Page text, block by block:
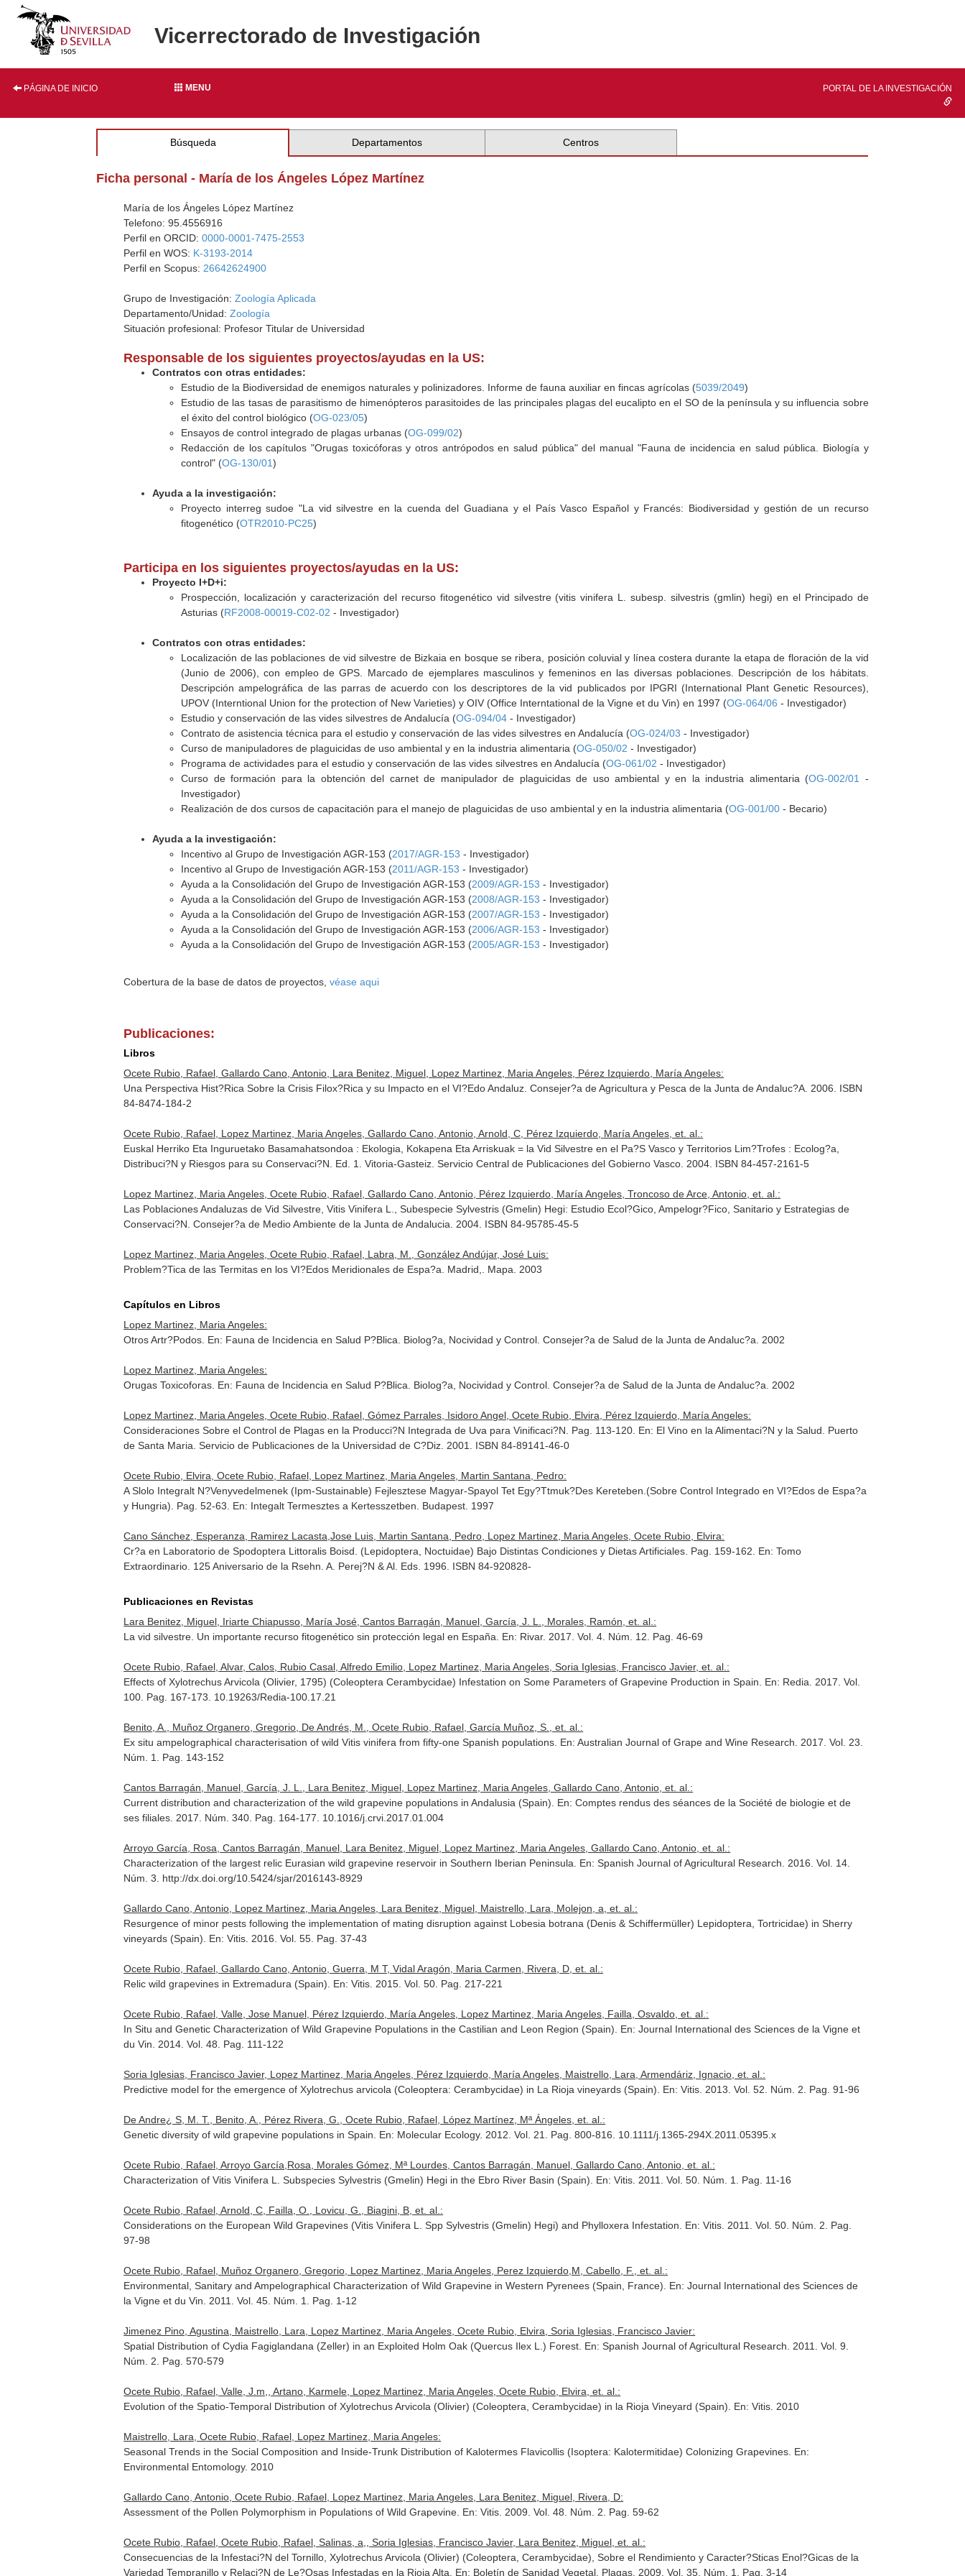
Vicerrectorado de Investigación
PÁGINA DE INICIO MENU PORTAL DE LA INVESTIGACIÓN
Búsqueda Departamentos Centros
Ficha personal - María de los Ángeles López Martínez
María de los Ángeles López Martínez
Telefono: 95.4556916
Perfil en ORCID:0000-0001-7475-2553
Perfil en WOS: K-3193-2014
Perfil en Scopus: 26642624900
Grupo de Investigación:Zoología Aplicada
Departamento/Unidad:Zoología
Situación profesional: Profesor Titular de Universidad
Responsable de los siguientes proyectos/ayudas en la US:
Contratos con otras entidades:
Estudio de la Biodiversidad de enemigos naturales y polinizadores. Informe de fauna auxiliar en fincas agrícolas (5039/2049)
Estudio de las tasas de parasitismo de himenópteros parasitoides de las principales plagas del eucalipto en el SO de la península y su influencia sobre
el éxito del control biológico (OG-023/05)
Ensayos de control integrado de plagas urbanas (OG-099/02)
Redacción de los capítulos "Orugas toxicóforas y otros antrópodos en salud pública" del manual "Fauna de incidencia en salud pública. Biología y
control" (OG-130/01)
Ayuda a la investigación:
Proyecto interreg sudoe "La vid silvestre en la cuenda del Guadiana y el País Vasco Español y Francés: Biodiversidad y gestión de un recurso
fitogenético (OTR2010-PC25)
Participa en los siguientes proyectos/ayudas en la US:
Proyecto I+D+i:
Prospección, localización y caracterización del recurso fitogenético vid silvestre (vitis vinifera L. subesp. silvestris (gmlin) hegi) en el Principado de
Asturias (RF2008-00019-C02-02 - Investigador)
Contratos con otras entidades:
Localización de las poblaciones de vid silvestre de Bizkaia en bosque se ribera, posición coluvial y línea costera durante la etapa de floración de la vid
(Junio de 2006), con empleo de GPS. Marcado de ejemplares masculinos y femeninos en las diversas poblaciones. Descripción de los hábitats.
Descripción ampelográfica de las parras de acuerdo con los descriptores de la vid publicados por IPGRI (International Plant Genetic Resources),
UPOV (Interntional Union for the protection of New Varieties) y OIV (Office Interntational de la Vigne et du Vin) en 1997 (OG-064/06 - Investigador)
Estudio y conservación de las vides silvestres de Andalucía (OG-094/04 - Investigador)
Contrato de asistencia técnica para el estudio y conservación de las vides silvestres en Andalucía (OG-024/03 - Investigador)
Curso de manipuladores de plaguicidas de uso ambiental y en la industria alimentaria (OG-050/02 - Investigador)
Programa de actividades para el estudio y conservación de las vides silvestres en Andalucía (OG-061/02 - Investigador)
Curso de formación para la obtención del carnet de manipulador de plaguicidas de uso ambiental y en la industria alimentaria (OG-002/01
-
Investigador)
Realización de dos cursos de capacitación para el manejo de plaguicidas de uso ambiental y en la industria alimentaria (OG-001/00 - Becario)
Ayuda a la investigación:
Incentivo al Grupo de Investigación AGR-153 (2017/AGR-153 - Investigador)
Incentivo al Grupo de Investigación AGR-153 (2011/AGR-153 - Investigador)
Ayuda a la Consolidación del Grupo de Investigación AGR-153 (2009/AGR-153 - Investigador)
Ayuda a la Consolidación del Grupo de Investigación AGR-153 (2008/AGR-153 - Investigador)
Ayuda a la Consolidación del Grupo de Investigación AGR-153 (2007/AGR-153 - Investigador)
Ayuda a la Consolidación del Grupo de Investigación AGR-153 (2006/AGR-153 - Investigador)
Ayuda a la Consolidación del Grupo de Investigación AGR-153 (2005/AGR-153 - Investigador)
Cobertura de la base de datos de proyectos,véase aqui
Publicaciones:
Libros
Ocete Rubio, Rafael, Gallardo Cano, Antonio, Lara Benitez, Miguel, Lopez Martinez, Maria Angeles, Pérez Izquierdo, María Angeles:
Una Perspectiva Hist?Rica Sobre la Crisis Filox?Rica y su Impacto en el VI?Edo Andaluz. Consejer?a de Agricultura y Pesca de la Junta de Andaluc?A. 2006. ISBN
84-8474-184-2
Ocete Rubio, Rafael, Lopez Martinez, Maria Angeles, Gallardo Cano, Antonio, Arnold, C, Pérez Izquierdo, María Angeles, et. al.:
Euskal Herriko Eta Inguruetako Basamahatsondoa : Ekologia, Kokapena Eta Arriskuak = la Vid Silvestre en el Pa?S Vasco y Territorios Lim?Trofes : Ecolog?a,
Distribuci?N y Riesgos para su Conservaci?N. Ed. 1. Vitoria-Gasteiz. Servicio Central de Publicaciones del Gobierno Vasco. 2004. ISBN 84-457-2161-5
Lopez Martinez, Maria Angeles, Ocete Rubio, Rafael, Gallardo Cano, Antonio, Pérez Izquierdo, María Angeles, Troncoso de Arce, Antonio, et. al.:
Las Poblaciones Andaluzas de Vid Silvestre, Vitis Vinifera L., Subespecie Sylvestris (Gmelin) Hegi: Estudio Ecol?Gico, Ampelogr?Fico, Sanitario y Estrategias de
Conservaci?N. Consejer?a de Medio Ambiente de la Junta de Andalucia. 2004. ISBN 84-95785-45-5
Lopez Martinez, Maria Angeles, Ocete Rubio, Rafael, Labra, M., González Andújar, José Luis:
Problem?Tica de las Termitas en los VI?Edos Meridionales de Espa?a. Madrid,. Mapa. 2003
Capítulos en Libros
Lopez Martinez, Maria Angeles:
Otros Artr?Podos. En: Fauna de Incidencia en Salud P?Blica. Biolog?a, Nocividad y Control . Consejer?a de Salud de la Junta de Andaluc?a. 2002
Lopez Martinez, Maria Angeles:
Orugas Toxicoforas. En: Fauna de Incidencia en Salud P?Blica. Biolog?a, Nocividad y Control . Consejer?a de Salud de la Junta de Andaluc?a. 2002
Lopez Martinez, Maria Angeles, Ocete Rubio, Rafael, Gómez Parrales, Isidoro Angel, Ocete Rubio, Elvira, Pérez Izquierdo, María Angeles:
Consideraciones Sobre el Control de Plagas en la Producci?N Integrada de Uva para Vinificaci?N. Pag. 113-120. En: El Vino en la Alimentaci?N y la Salud . Puerto
de Santa Maria. Servicio de Publicaciones de la Universidad de C?Diz. 2001. ISBN 84-89141-46-0
Ocete Rubio, Elvira, Ocete Rubio, Rafael, Lopez Martinez, Maria Angeles, Martin Santana, Pedro:
A Slolo Integralt N?Venyvedelmenek (Ipm-Sustainable) Fejlesztese Magyar-Spayol Tet Egy?Ttmuk?Des Kereteben.(Sobre Control Integrado en VI?Edos de Espa?a
y Hungria). Pag. 52-63. En: Integalt Termesztes a Kertesszetben . Budapest. 1997
Cano Sánchez, Esperanza, Ramirez Lacasta,Jose Luis, Martin Santana, Pedro, Lopez Martinez, Maria Angeles, Ocete Rubio, Elvira:
Cr?a en Laboratorio de Spodoptera Littoralis Boisd. (Lepidoptera, Noctuidae) Bajo Distintas Condiciones y Dietas Artificiales. Pag. 159-162. En: Tomo
Extraordinario. 125 Aniversario de la Rsehn . A. Perej?N & Al. Eds. 1996. ISBN 84-920828-
Publicaciones en Revistas
Lara Benitez, Miguel, Iriarte Chiapusso, María José, Cantos Barragán, Manuel, García, J. L., Morales, Ramón, et. al.:
La vid silvestre. Un importante recurso fitogenético sin protección legal en España. En: Rivar. 2017. Vol. 4. Núm. 12. Pag. 46-69
Ocete Rubio, Rafael, Alvar, Calos, Rubio Casal, Alfredo Emilio, Lopez Martinez, Maria Angeles, Soria Iglesias, Francisco Javier, et. al.:
Effects of Xylotrechus Arvicola (Olivier, 1795) (Coleoptera Cerambycidae) Infestation on Some Parameters of Grapevine Production in Spain. En: Redia . 2017. Vol.
100. Pag. 167-173. 10.19263/Redia-100.17.21
Benito, A., Muñoz Organero, Gregorio, De Andrés, M., Ocete Rubio, Rafael, García Muñoz, S., et. al.:
Ex situ ampelographical characterisation of wild Vitis vinifera from fifty-one Spanish populations. En: Australian Journal of Grape and Wine Research . 2017. Vol. 23.
Núm. 1. Pag. 143-152
Cantos Barragán, Manuel, García, J. L., Lara Benitez, Miguel, Lopez Martinez, Maria Angeles, Gallardo Cano, Antonio, et. al.:
Current distribution and characterization of the wild grapevine populations in Andalusia (Spain). En: Comptes rendus des séances de la Société de biologie et de
ses filiales . 2017. Núm. 340. Pag. 164-177. 10.1016/j.crvi.2017.01.004
Arroyo García, Rosa, Cantos Barragán, Manuel, Lara Benitez, Miguel, Lopez Martinez, Maria Angeles, Gallardo Cano, Antonio, et. al.:
Characterization of the largest relic Eurasian wild grapevine reservoir in Southern Iberian Peninsula. En: Spanish Journal of Agricultural Research . 2016. Vol. 14.
Núm. 3. http://dx.doi.org/10.5424/sjar/2016143-8929
Gallardo Cano, Antonio, Lopez Martinez, Maria Angeles, Lara Benitez, Miguel, Maistrello, Lara, Molejon, a, et. al.:
Resurgence of minor pests following the implementation of mating disruption against Lobesia botrana (Denis & Schiffermüller) Lepidoptera, Tortricidae) in Sherry
vineyards (Spain). En: Vitis . 2016. Vol. 55. Pag. 37-43
Ocete Rubio, Rafael, Gallardo Cano, Antonio, Guerra, M T, Vidal Aragón, Maria Carmen, Rivera, D, et. al.:
Relic wild grapevines in Extremadura (Spain). En: Vitis . 2015. Vol. 50. Pag. 217-221
Ocete Rubio, Rafael, Valle, Jose Manuel, Pérez Izquierdo, María Angeles, Lopez Martinez, Maria Angeles, Failla, Osvaldo, et. al.:
In Situ and Genetic Characterization of Wild Grapevine Populations in the Castilian and Leon Region (Spain). En: Journal International des Sciences de la Vigne et
du Vin . 2014. Vol. 48. Pag. 111-122
Soria Iglesias, Francisco Javier, Lopez Martinez, Maria Angeles, Pérez Izquierdo, María Angeles, Maistrello, Lara, Armendáriz, Ignacio, et. al.:
Predictive model for the emergence of Xylotrechus arvicola (Coleoptera: Cerambycidae) in La Rioja vineyards (Spain). En: Vitis . 2013. Vol. 52. Núm. 2. Pag. 91-96
De Andre¿ S, M. T., Benito, A., Pérez Rivera, G., Ocete Rubio, Rafael, López Martínez, Mª Ángeles, et. al.:
Genetic diversity of wild grapevine populations in Spain. En: Molecular Ecology. 2012. Vol. 21. Pag. 800-816. 10.1111/j.1365-294X.2011.05395.x
Ocete Rubio, Rafael, Arroyo García,Rosa, Morales Gómez, Mª Lourdes, Cantos Barragán, Manuel, Gallardo Cano, Antonio, et. al.:
Characterization of Vitis Vinifera L. Subspecies Sylvestris (Gmelin) Hegi in the Ebro River Basin (Spain). En: Vitis . 2011. Vol. 50. Núm. 1. Pag. 11-16
Ocete Rubio, Rafael, Arnold, C, Failla, O., Lovicu, G., Biagini, B, et. al.:
Considerations on the European Wild Grapevines (Vitis Vinifera L. Spp Sylvestris (Gmelin) Hegi) and Phylloxera Infestation. En: Vitis . 2011. Vol. 50. Núm. 2. Pag.
97-98
Ocete Rubio, Rafael, Muñoz Organero, Gregorio, Lopez Martinez, Maria Angeles, Perez Izquierdo,M, Cabello, F., et. al.:
Environmental, Sanitary and Ampelographical Characterization of Wild Grapevine in Western Pyrenees (Spain, France). En: Journal International des Sciences de
la Vigne et du Vin . 2011. Vol. 45. Núm. 1. Pag. 1-12
Jimenez Pino, Agustina, Maistrello, Lara, Lopez Martinez, Maria Angeles, Ocete Rubio, Elvira, Soria Iglesias, Francisco Javier:
Spatial Distribution of Cydia Fagiglandana (Zeller) in an Exploited Holm Oak (Quercus Ilex L.) Forest. En: Spanish Journal of Agricultural Research . 2011. Vol. 9.
Núm. 2. Pag. 570-579
Ocete Rubio, Rafael, Valle, J.m,, Artano, Karmele, Lopez Martinez, Maria Angeles, Ocete Rubio, Elvira, et. al.:
Evolution of the Spatio-Temporal Distribution of Xylotrechus Arvicola (Olivier) (Coleoptera, Cerambycidae) in la Rioja Vineyard (Spain). En: Vitis . 2010
Maistrello, Lara, Ocete Rubio, Rafael, Lopez Martinez, Maria Angeles:
Seasonal Trends in the Social Composition and Inside-Trunk Distribution of Kalotermes Flavicollis (Isoptera: Kalotermitidae) Colonizing Grapevines. En:
Environmental Entomology. 2010
Gallardo Cano, Antonio, Ocete Rubio, Rafael, Lopez Martinez, Maria Angeles, Lara Benitez, Miguel, Rivera, D:
Assessment of the Pollen Polymorphism in Populations of Wild Grapevine. En: Vitis . 2009. Vol. 48. Núm. 2. Pag. 59-62
Ocete Rubio, Rafael, Ocete Rubio, Rafael, Salinas, a,, Soria Iglesias, Francisco Javier, Lara Benitez, Miguel, et. al.:
Consecuencias de la Infestaci?N del Tornillo, Xylotrechus Arvicola (Olivier) (Coleoptera, Cerambycidae), Sobre el Rendimiento y Caracter?Sticas Enol?Gicas de la
Variedad Tempranillo y Relaci?N de Le?Osas Infestadas en la Rioja Alta. En: Boletín de Sanidad Vegetal. Plagas . 2009. Vol. 35. Núm. 1. Pag. 3-14